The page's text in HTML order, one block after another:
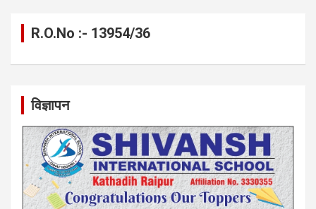
R.O.No :- 13954/36
विज्ञापन